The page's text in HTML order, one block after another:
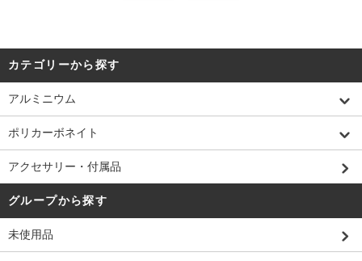
カテゴリーから探す
アルミニウム
ポリカーボネイト
アクセサリー・付属品
グループから探す
未使用品